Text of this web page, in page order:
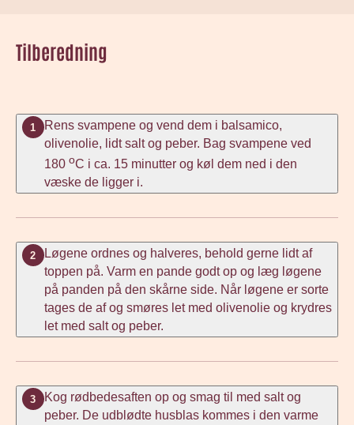
Tilberedning
1
Rens svampene og vend dem i balsamico,
olivenolie, lidt salt og peber. Bag svampene ved
180 oC i ca. 15 minutter og køl dem ned i den
væske de ligger i.
2
Løgene ordnes og halveres, behold gerne lidt af
toppen på. Varm en pande godt op og læg løgene
på panden på den skårne side. Når løgene er sorte
tages de af og smøres let med olivenolie og krydres
let med salt og peber.
3
Kog rødbedesaften op og smag til med salt og
peber. De udblødte husblas kommes i den varme